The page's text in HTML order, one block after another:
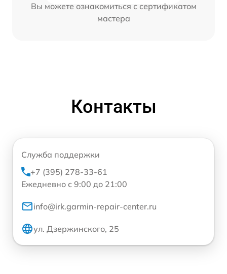
Вы можете ознакомиться с сертификатом
мастера
Контакты
Служба поддержки
+7 (395) 278-33-61
Ежедневно с 9:00 до 21:00
info@irk.garmin-repair-center.ru
ул. Дзержинского, 25